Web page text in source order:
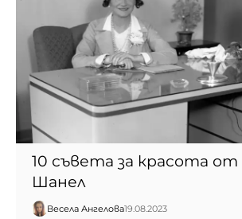
10 съвета за красота от
Шанел
Весела Ангелова19.08.2023